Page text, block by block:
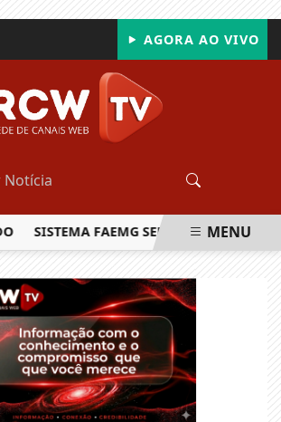
AGORA AO VIVO
SISTEMA FAEMG SENAR LANÇA OMENU